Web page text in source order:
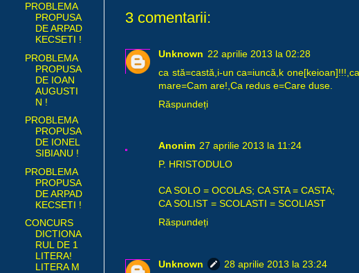
3 comentarii:
Unknown 22 aprilie 2013 la 02:28
ca stă=castă,i-un ca=iuncă,k
mare=Cam are!,Ca redus e=Care duse.
Răspundeți
Anonim 27 aprilie 2013 la 11:24
P. HRISTODULO
CA SOLO = OCOLAS; CA STA = CASTA;
CA SOLIST = SCOLASTI = SCOLIAST
Răspundeți
Unknown
28 aprilie 2013 la 23:24
PROBLEMA
PROPUSA
DE ARPAD
KECSETI !
PROBLEMA
PROPUSA
DE IOAN
AUGUSTI
N !
PROBLEMA
PROPUSA
DE IONEL
SIBIANU !
PROBLEMA
PROPUSA
DE ARPAD
KECSETI !
CONCURS
DICTIONA
RUL DE 1
LITERA!
LITERA M